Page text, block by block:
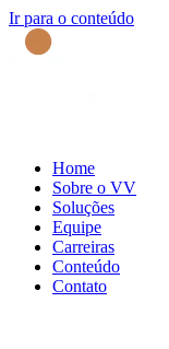
Ir para o conteúdo
Home
Sobre o VV
Soluções
Equipe
Carreiras
Conteúdo
Contato